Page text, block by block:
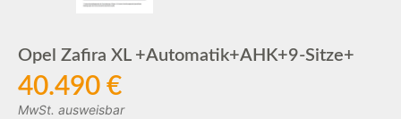
Opel Zafira XL +Automatik+AHK+9-Sitze+
40.490 €
MwSt. ausweisbar